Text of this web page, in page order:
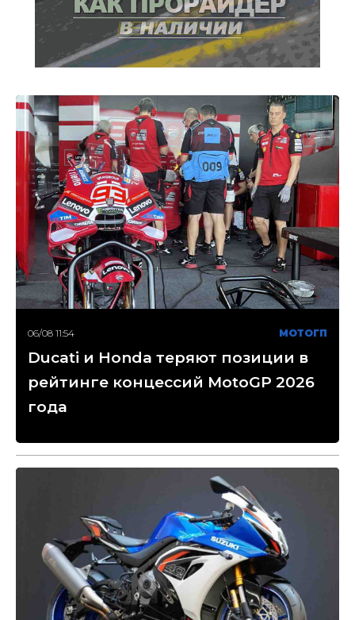
06/08 11:54 МОТОГП
Ducati и Honda теряют позиции в
рейтинге концессий MotoGP 2026
года